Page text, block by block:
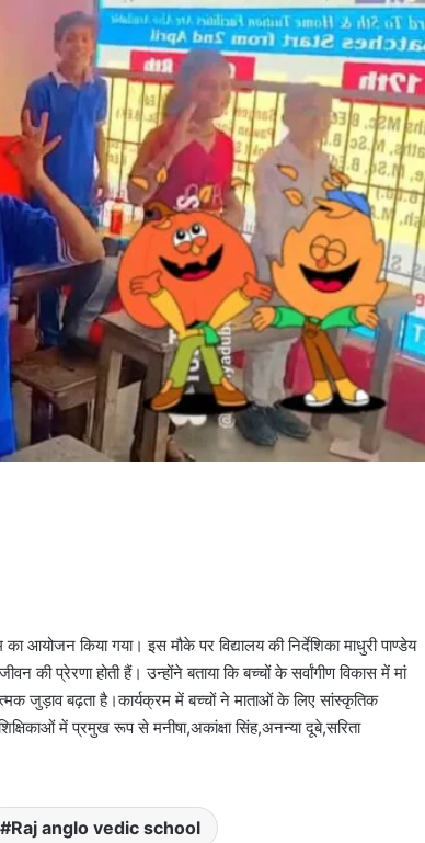
आयोजन किया गया। इस मौके पर विद्यालय की निर्देशिका माधुरी पाण्डेय
की प्रेरणा होती हैं। उन्होंने बताया कि बच्चों के सर्वांगीण विकास में मां
जुड़ाव बढ़ता है।कार्यक्रम में बच्चों ने माताओं के लिए सांस्कृतिक
में प्रमुख रूप से मनीषा,अकांक्षा सिंह,अनन्या दूबे,सरिता
Raj anglo vedic school